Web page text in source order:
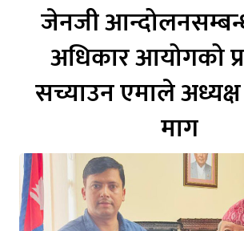
जेनजी
अधिकार आयोगको
सच्याउन एमाले
माग